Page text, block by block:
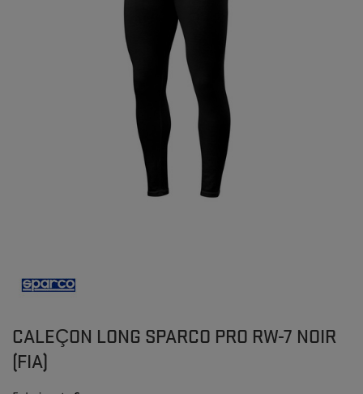
CALEÇON LONG SPARCO PRO RW-7 NOIR
(FIA)